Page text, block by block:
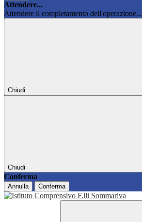
Attendere...
Attendere il completamento dell'operazione...
Chiudi
Chiudi
Conferma
Annulla Conferma